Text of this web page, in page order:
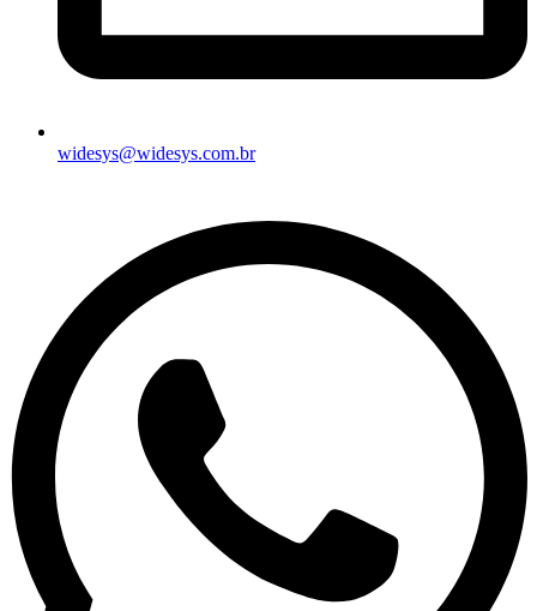
widesys@widesys.com.br